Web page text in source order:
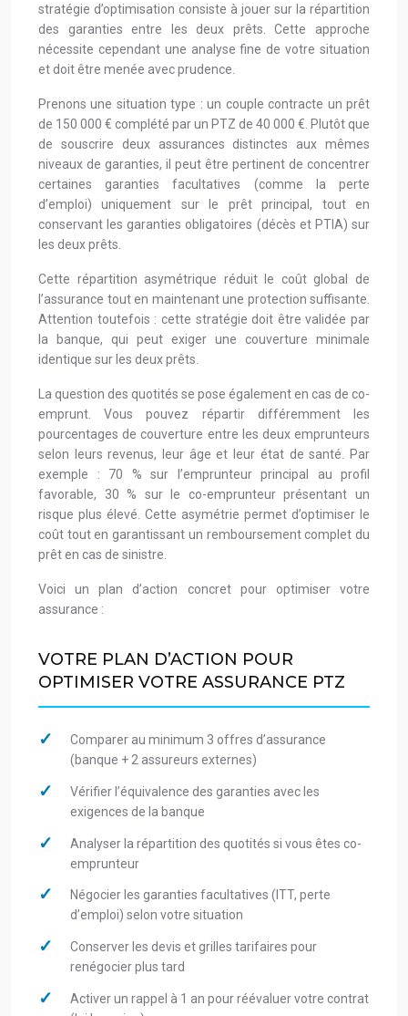
stratégie d’optimisation consiste à jouer sur la répartition
des garanties entre les deux prêts. Cette approche
nécessite cependant une analyse fine de votre situation
et doit être menée avec prudence.
Prenons une situation type : un couple contracte un prêt
de 150 000 € complété par un PTZ de 40 000 €. Plutôt que
de souscrire deux assurances distinctes aux mêmes
niveaux de garanties, il peut être pertinent de concentrer
certaines garanties facultatives (comme la perte
d’emploi) uniquement sur le prêt principal, tout en
conservant les garanties obligatoires (décès et PTIA) sur
les deux prêts.
Cette répartition asymétrique réduit le coût global de
l’assurance tout en maintenant une protection suffisante.
Attention toutefois : cette stratégie doit être validée par
la banque, qui peut exiger une couverture minimale
identique sur les deux prêts.
La question des quotités se pose également en cas de co-
emprunt. Vous pouvez répartir différemment les
pourcentages de couverture entre les deux emprunteurs
selon leurs revenus, leur âge et leur état de santé. Par
exemple : 70 % sur l’emprunteur principal au profil
favorable, 30 % sur le co-emprunteur présentant un
risque plus élevé. Cette asymétrie permet d’optimiser le
coût tout en garantissant un remboursement complet du
prêt en cas de sinistre.
Voici un plan d’action concret pour optimiser votre
assurance :
VOTRE PLAN D’ACTION POUR
OPTIMISER VOTRE ASSURANCE PTZ
Comparer au minimum 3 offres d’assurance
(banque + 2 assureurs externes)
Vérifier l’équivalence des garanties avec les
exigences de la banque
Analyser la répartition des quotités si vous êtes co-
emprunteur
Négocier les garanties facultatives (ITT, perte
d’emploi) selon votre situation
Conserver les devis et grilles tarifaires pour
renégocier plus tard
Activer un rappel à 1 an pour réévaluer votre contrat